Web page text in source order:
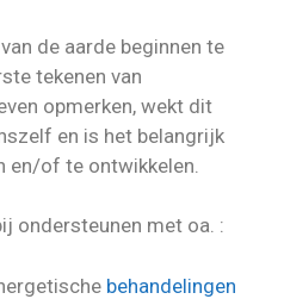
de aarde beginnen te
tekenen van
opmerken, wekt dit
en is het belangrijk
en/of te ontwikkelen.
ondersteunen met oa. :
behandelingen